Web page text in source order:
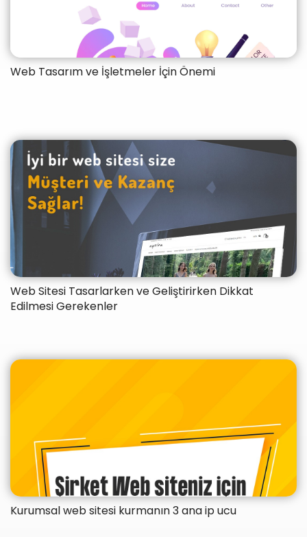
Web Tasarım ve İşletmeler İçin Önemi
Web Sitesi Tasarlarken ve Geliştirirken Dikkat
Edilmesi Gerekenler
Kurumsal web sitesi kurmanın 3 ana ip ucu